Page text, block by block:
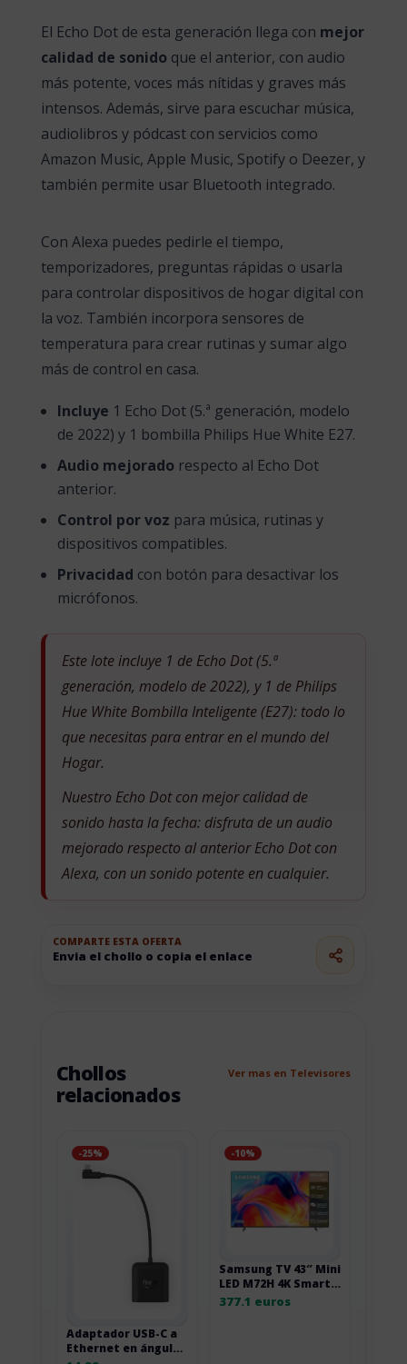
El Echo Dot de esta generación llega con mejor
calidad de sonidoque el anterior, con audio
más potente, voces más nítidas y graves más
intensos. Además, sirve para escuchar música,
audiolibros y pódcast con servicios como
Amazon Music, Apple Music, Spotify o Deezer, y
también permite usar Bluetooth integrado.
Con Alexa puedes pedirle el tiempo,
temporizadores, preguntas rápidas o usarla
para controlar dispositivos de hogar digital con
la voz. También incorpora sensores de
temperatura para crear rutinas y sumar algo
más de control en casa.
Incluye 1 Echo Dot (5.ª generación, modelo
de 2022) y 1 bombilla Philips Hue White E27.
Audio mejorado respecto al Echo Dot
anterior.
Control por voz para música, rutinas y
dispositivos compatibles.
Privacidad con botón para desactivar los
micrófonos.
Este lote incluye 1 de Echo Dot (5.ª
generación, modelo de 2022), y 1 de Philips
Hue White Bombilla Inteligente (E27): todo lo
que necesitas para entrar en el mundo del
Hogar.
Nuestro Echo Dot con mejor calidad de
sonido hasta la fecha: disfruta de un audio
mejorado respecto al anterior Echo Dot con
Alexa, con un sonido potente en cualquier.
COMPARTE ESTA OFERTA
Envia el chollo o copia el enlace
Chollos
relacionados
Ver mas en Televisores
-25%
Adaptador USB-C a
Ethernet en ángulo
-10%
Samsung TV 43″ Mini
LED M72H 4K Smart
TV
377.1 euros